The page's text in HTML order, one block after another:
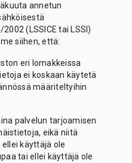
annetun
(LSSICE tai LSSI)
siihen, että:
eri lomakkeissa
ei koskaan käytetä
määriteltyihin
palvelun tarjoamisen
eikä niitä
käyttäjä ole
tai ellei käyttäjä ole